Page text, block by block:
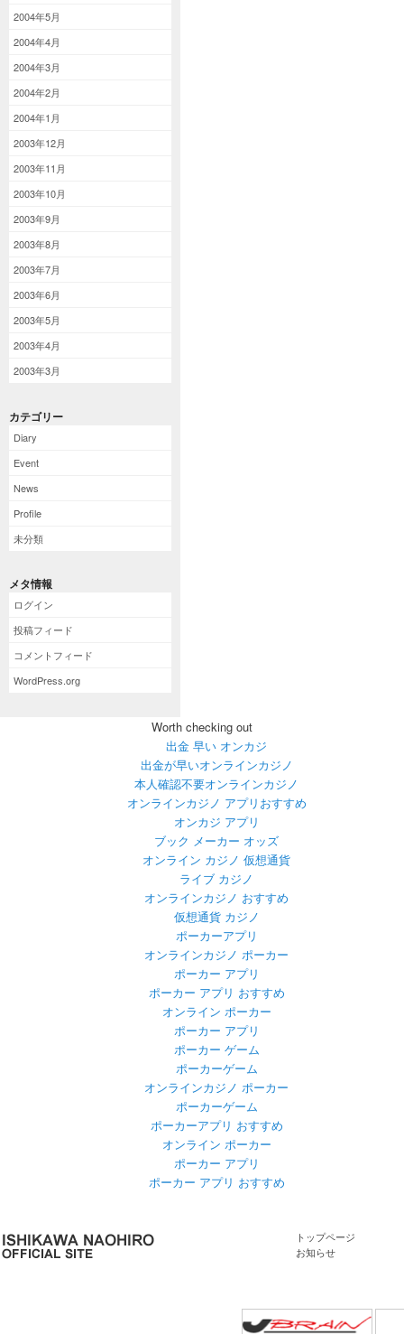
2004年5月
2004年4月
2004年3月
2004年2月
2004年1月
2003年12月
2003年11月
2003年10月
2003年9月
2003年8月
2003年7月
2003年6月
2003年5月
2003年4月
2003年3月
カテゴリー
Diary
Event
News
Profile
未分類
メタ情報
ログイン
投稿フィード
コメントフィード
WordPress.org
Worth checking out
出金 早い オンカジ
出金が早いオンラインカジノ
本人確認不要オンラインカジノ
オンラインカジノ アプリおすすめ
オンカジ アプリ
ブック メーカー オッズ
オンライン カジノ 仮想通貨
ライブ カジノ
オンラインカジノ おすすめ
仮想通貨 カジノ
ポーカーアプリ
オンラインカジノ ポーカー
ポーカー アプリ
ポーカー アプリ おすすめ
オンライン ポーカー
ポーカー アプリ
ポーカー ゲーム
ポーカーゲーム
オンラインカジノ ポーカー
ポーカーゲーム
ポーカーアプリ おすすめ
オンライン ポーカー
ポーカー アプリ
ポーカー アプリ おすすめ
トップページ
お知らせ